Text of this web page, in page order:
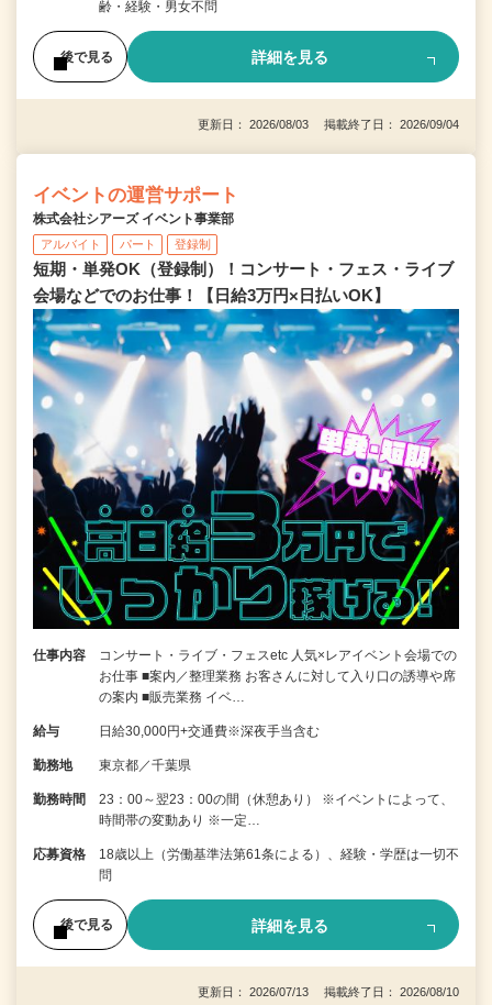
齢・経験・男女不問
後で見る 詳細を見る
更新日： 2026/08/03 掲載終了日： 2026/09/04
イベントの運営サポート
株式会社シアーズ イベント事業部
アルバイト パート 登録制
短期・単発OK（登録制）！コンサート・フェス・ライブ
会場などでのお仕事！【日給3万円×日払いOK】
仕事内容
コンサート・ライブ・フェスetc 人気×レアイベント会場での
お仕事 ■案内／整理業務 お客さんに対して入り口の誘導や席
の案内 ■販売業務 イベ…
給与 日給30,000円+交通費※深夜手当含む
勤務地 東京都／千葉県
勤務時間
23：00～翌23：00の間（休憩あり） ※イベントによって、
時間帯の変動あり ※一定…
応募資格
18歳以上（労働基準法第61条による）、経験・学歴は一切不
問
後で見る 詳細を見る
更新日： 2026/07/13 掲載終了日： 2026/08/10